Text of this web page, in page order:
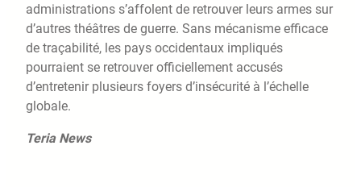
administrations s’affolent de retrouver leurs armes sur
d’autres théâtres de guerre. Sans mécanisme efficace
de traçabilité, les pays occidentaux impliqués
pourraient se retrouver officiellement accusés
d’entretenir plusieurs foyers d’insécurité à l’échelle
globale.
Teria News